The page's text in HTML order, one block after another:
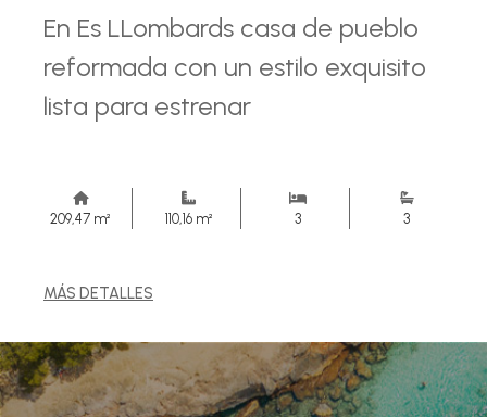
En Es LLombards casa de pueblo
reformada con un estilo exquisito
lista para estrenar
209,47 m² 110,16 m² 3 3
MÁS DETALLES